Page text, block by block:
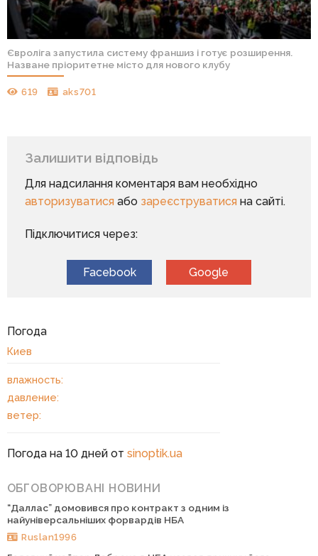
Євроліга запустила систему франшиз і готує розширення.
Назване пріоритетне місто для нового клубу
619 aks701
Залишити відповідь
Для надсилання коментаря вам необхідно
авторизуватисяабо зареєструватисяна сайті.
Підключитися через:
Facebook Google
Погода
Киев
влажность:
давление:
ветер:
Погода на 10 дней от sinoptik.ua
ОБГОВОРЮВАНІ НОВИНИ
“Даллас” домовився про контракт з одним із
найуніверсальніших форвардів НБА
Ruslan1996